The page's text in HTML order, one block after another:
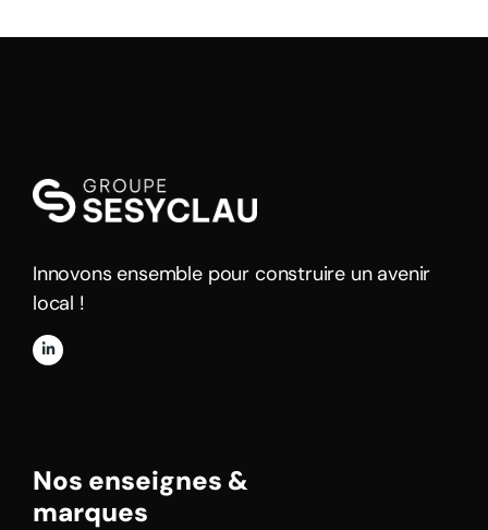
Innovons ensemble pour construire un avenir
local !
Nos enseignes &
marques